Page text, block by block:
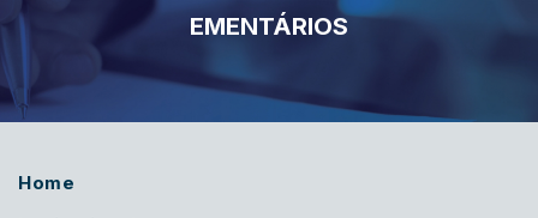
EMENTÁRIOS
Home